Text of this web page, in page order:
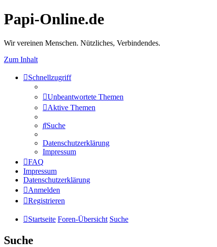
Papi-Online.de
Wir vereinen Menschen. Nützliches, Verbindendes.
Zum Inhalt
Schnellzugriff
Unbeantwortete Themen
Aktive Themen
Suche
Datenschutzerklärung
Impressum
FAQ
Impressum
Datenschutzerklärung
Anmelden
Registrieren
Startseite Foren-Übersicht Suche
Suche